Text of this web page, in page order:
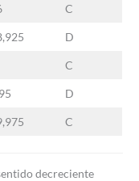
C
D
C
D
C
decreciente